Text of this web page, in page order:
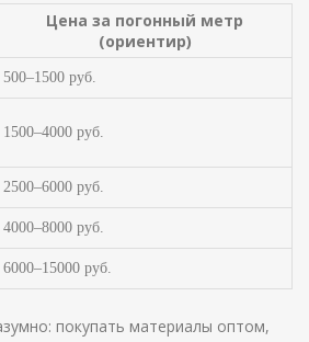
Цена за погонный метр
(ориентир)
500–1500 руб.
1500–4000 руб.
2500–6000 руб.
4000–8000 руб.
6000–15000 руб.
покупать материалы оптом,